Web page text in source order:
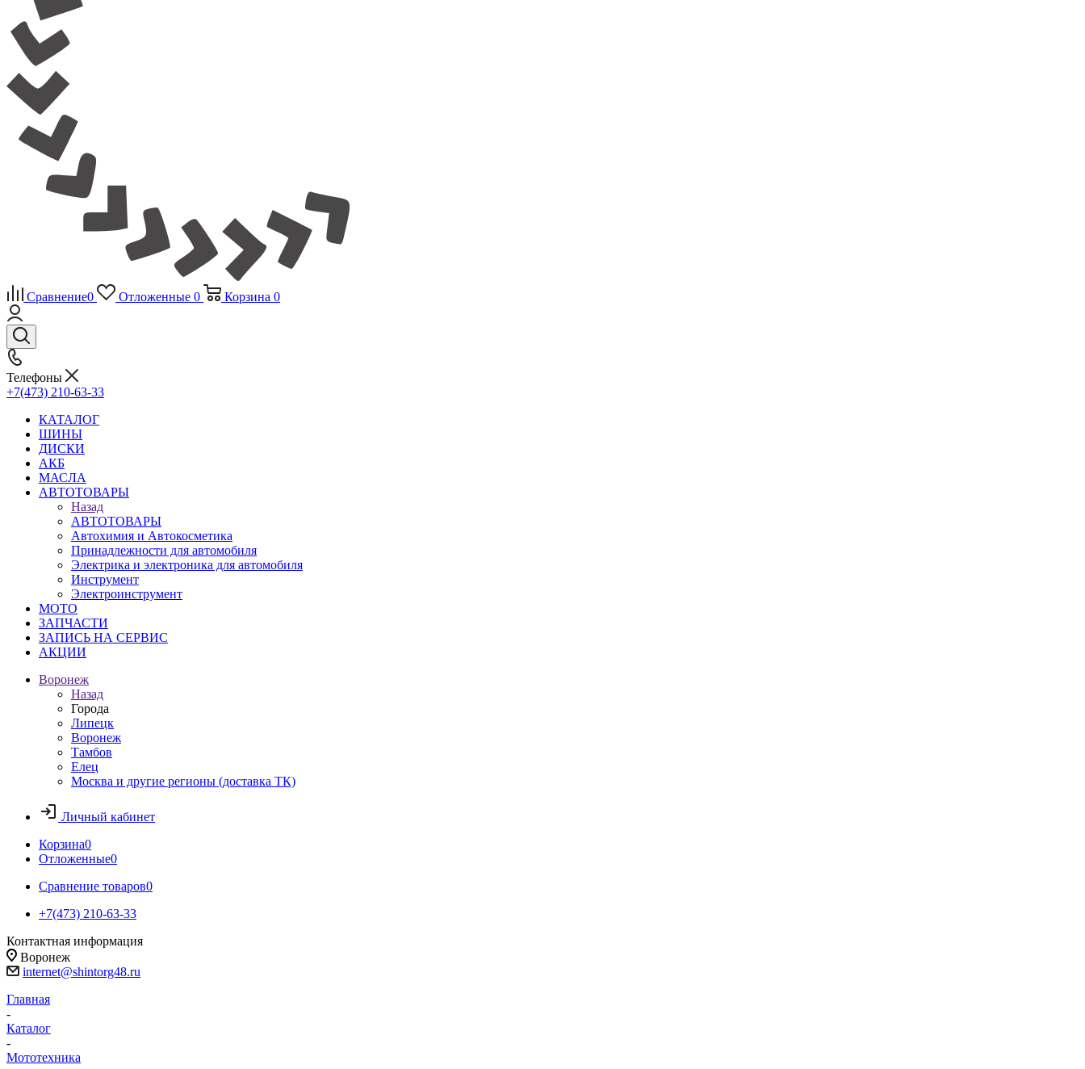
Сравнение0 Отложенные 0 Корзина 0
Телефоны
+7(473) 210-63-33
КАТАЛОГ
ШИНЫ
ДИСКИ
АКБ
МАСЛА
АВТОТОВАРЫ
Назад
АВТОТОВАРЫ
Автохимия и Автокосметика
Принадлежности для автомобиля
Электрика и электроника для автомобиля
Инструмент
Электроинструмент
МОТО
ЗАПЧАСТИ
ЗАПИСЬ НА СЕРВИС
АКЦИИ
Воронеж
Назад
Города
Липецк
Воронеж
Тамбов
Елец
Москва и другие регионы (доставка ТК)
Личный кабинет
Корзина0
Отложенные0
Сравнение товаров0
+7(473) 210-63-33
Контактная информация
Воронеж
internet@shintorg48.ru
Главная
-
Каталог
-
Мототехника